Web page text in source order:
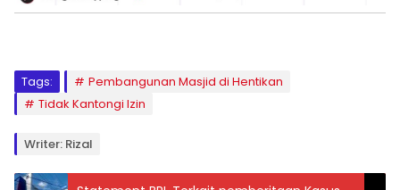
Tags:
Pembangunan Masjid di Hentikan
Tidak Kantongi Izin
Writer: Rizal